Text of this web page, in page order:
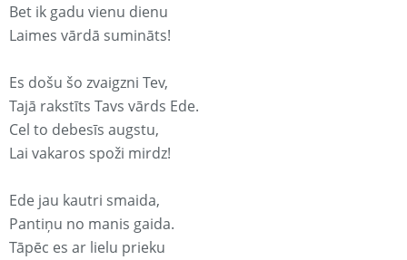
Bet ik gadu vienu dienu
Laimes vārdā sumināts!
Es došu šo zvaigzni Tev,
Tajā rakstīts Tavs vārds Ede.
Cel to debesīs augstu,
Lai vakaros spoži mirdz!
Ede jau kautri smaida,
Pantiņu no manis gaida.
Tāpēc es ar lielu prieku